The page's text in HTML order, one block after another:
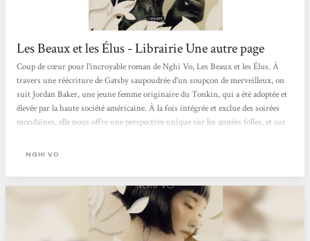
Les Beaux et les Élus - Librairie Une autre page
Coup de cœur pour l'incroyable roman de Nghi Vo, Les Beaux et les Élus. À
travers une réécriture de Gatsby saupoudrée d'un soupçon de merveilleux, on
suit Jordan Baker, une jeune femme originaire du Tonkin, qui a été adoptée et
élevée par la haute société américaine. À la fois intégrée et exclue des soirées
mondaines, elle nous offre une perspective unique sur les années folles, et sur
plume de l'autrice. À lire absolument ! Clémence
NGHI VO